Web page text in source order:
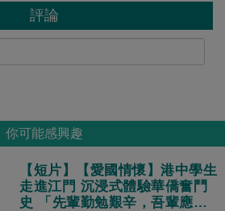
評論
你可能感興趣
【短片】【愛國情懷】港中學生
走進江門 沉浸式體驗華僑奮鬥
史 「先輩勤勉艱辛，吾輩應為